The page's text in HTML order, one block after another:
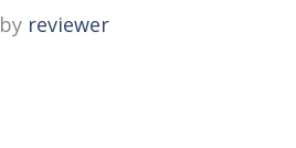
by reviewer